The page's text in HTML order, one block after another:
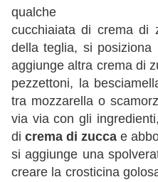
qualche
cucchiaiata di crema di
della teglia, si
aggiunge altra crema di
pezzettoni, la
tra mozzarella o
via via con gli
di crema di zucca e
si aggiunge una
creare la crosticina